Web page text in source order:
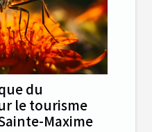
du
le tourisme
Maxime